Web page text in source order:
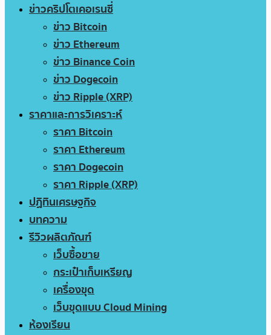
ข่าวคริปโตเคอเรนซี่
ข่าว Bitcoin
ข่าว Ethereum
ข่าว Binance Coin
ข่าว Dogecoin
ข่าว Ripple (XRP)
ราคาและการวิเคราะห์
ราคา Bitcoin
ราคา Ethereum
ราคา Dogecoin
ราคา Ripple (XRP)
ปฏิทินเศรษฐกิจ
บทความ
รีวิวผลิตภัณฑ์
เว็บซื้อขาย
กระเป๋าเก็บเหรียญ
เครื่องขุด
เว็บขุดแบบ Cloud Mining
ห้องเรียน